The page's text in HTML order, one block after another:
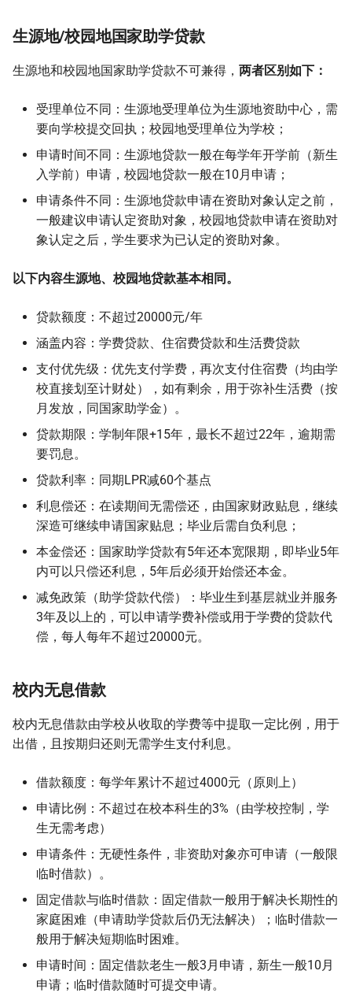
生源地/校园地国家助学贷款
生源地和校园地国家助学贷款不可兼得， 两者区别如下：
受理单位不同：生源地受理单位为生源地资助中心，需
要向学校提交回执；校园地受理单位为学校；
申请时间不同：生源地贷款一般在每学年开学前（新生
入学前）申请，校园地贷款一般在10月申请；
申请条件不同：生源地贷款申请在资助对象认定之前，
一般建议申请认定资助对象，校园地贷款申请在资助对
象认定之后，学生要求为已认定的资助对象。
以下内容生源地、校园地贷款基本相同。
贷款额度：不超过20000元/年
涵盖内容：学费贷款、住宿费贷款和生活费贷款
支付优先级：优先支付学费，再次支付住宿费（均由学
校直接划至计财处），如有剩余，用于弥补生活费（按
月发放，同国家助学金）。
贷款期限：学制年限+15年，最长不超过22年，逾期需
要罚息。
贷款利率：同期LPR减60个基点
利息偿还：在读期间无需偿还，由国家财政贴息，继续
深造可继续申请国家贴息；毕业后需自负利息；
本金偿还：国家助学贷款有5年还本宽限期，即毕业5年
内可以只偿还利息，5年后必须开始偿还本金。
减免政策（助学贷款代偿）：毕业生到基层就业并服务
3年及以上的，可以申请学费补偿或用于学费的贷款代
偿，每人每年不超过20000元。
校内无息借款
校内无息借款由学校从收取的学费等中提取一定比例，用于
出借，且按期归还则无需学生支付利息。
借款额度：每学年累计不超过4000元（原则上）
申请比例：不超过在校本科生的3%（由学校控制，学
生无需考虑）
申请条件：无硬性条件，非资助对象亦可申请（一般限
临时借款）。
固定借款与临时借款：固定借款一般用于解决长期性的
家庭困难（申请助学贷款后仍无法解决）；临时借款一
般用于解决短期临时困难。
申请时间：固定借款老生一般3月申请，新生一般10月
申请；临时借款随时可提交申请。